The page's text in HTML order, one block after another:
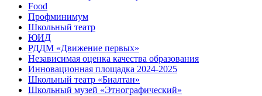
Food
Профминимум
Школьный театр
ЮИД
РДДМ «Движение первых»
Независимая оценка качества образования
Инновационная площадка 2024-2025
Школьный театр «Биалтан»
Школьный музей «Этнографический»